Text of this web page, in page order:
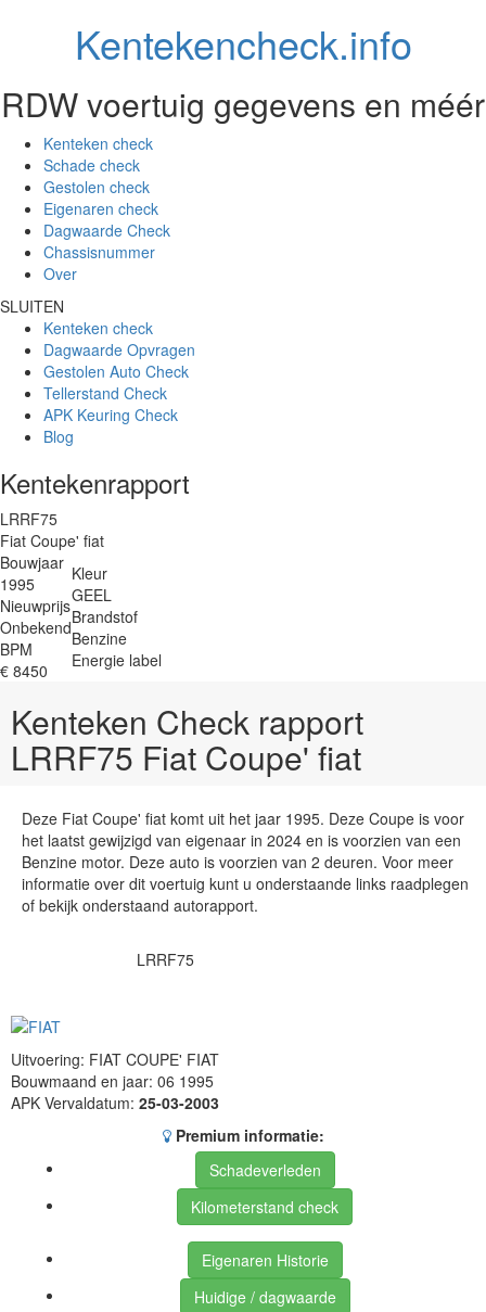
Kentekencheck.info
RDW voertuig gegevens en méér
Kenteken check
Schade check
Gestolen check
Eigenaren check
Dagwaarde Check
Chassisnummer
Over
SLUITEN
Kenteken check
Dagwaarde Opvragen
Gestolen Auto Check
Tellerstand Check
APK Keuring Check
Blog
Kentekenrapport
LRRF75
Fiat Coupe' fiat
Bouwjaar
1995
Nieuwprijs
Onbekend
BPM
€ 8450
Kleur
GEEL
Brandstof
Benzine
Energie label
Kenteken Check rapport
LRRF75 Fiat Coupe' fiat
Deze Fiat Coupe' fiat komt uit het jaar 1995. Deze Coupe is voor
het laatst gewijzigd van eigenaar in 2024 en is voorzien van een
Benzine motor. Deze auto is voorzien van 2 deuren. Voor meer
informatie over dit voertuig kunt u onderstaande links raadplegen
of bekijk onderstaand autorapport.
LRRF75
Uitvoering: FIAT COUPE' FIAT
Bouwmaand en jaar: 06 1995
APK Vervaldatum: 25-03-2003
Premium informatie:
Schadeverleden
Kilometerstand check
Eigenaren Historie
Huidige / dagwaarde